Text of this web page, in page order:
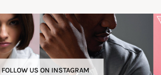
FOLLOW US ON INSTAGRAM